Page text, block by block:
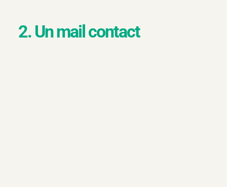
2. Un mail contact